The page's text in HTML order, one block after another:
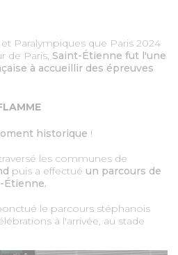
COMMUNES
Paralympiques que Paris 2024
de Paris, Saint-Étienne fut l'une
à accueillir des épreuves
historique !
les communes de
puis a effectué un parcours de
Étienne.
le parcours stéphanois
à l'arrivée, au stade